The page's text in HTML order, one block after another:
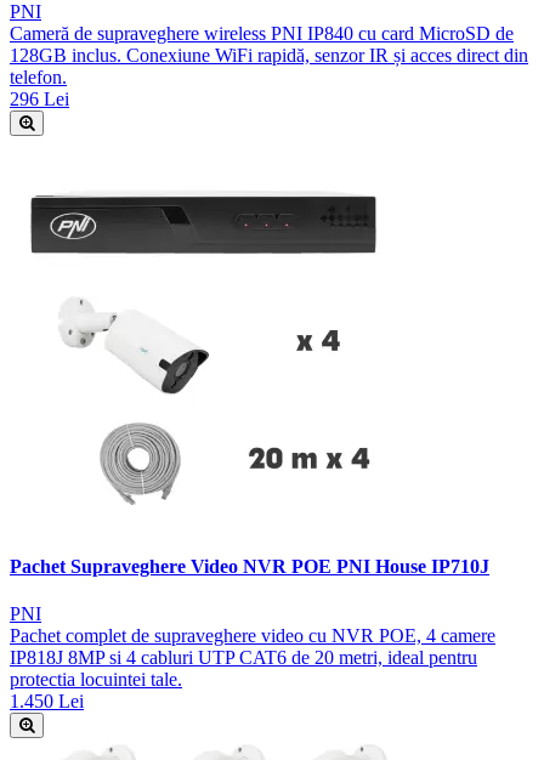
PNI
Cameră de supraveghere wireless PNI IP840 cu card MicroSD de
128GB inclus. Conexiune WiFi rapidă, senzor IR și acces direct din
telefon.
296 Lei
Pachet Supraveghere Video NVR POE PNI House IP710J
PNI
Pachet complet de supraveghere video cu NVR POE, 4 camere
IP818J 8MP si 4 cabluri UTP CAT6 de 20 metri, ideal pentru
protectia locuintei tale.
1.450 Lei